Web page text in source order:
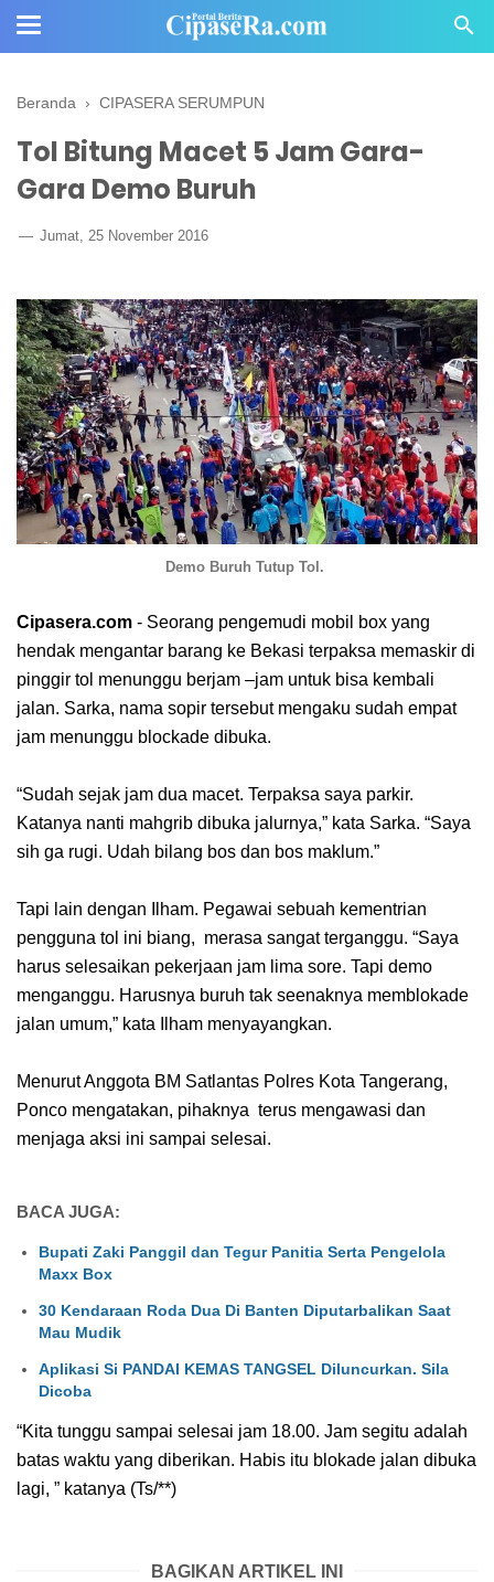
Beranda › CIPASERA SERUMPUN
Tol Bitung Macet 5 Jam Gara-
Gara Demo Buruh
Jumat, 25 November 2016
Demo Buruh Tutup Tol.
Cipasera.com - Seorang pengemudi mobil box yang
hendak mengantar barang ke Bekasi terpaksa memaskir di
pinggir tol menunggu berjam –jam untuk bisa kembali
jalan. Sarka, nama sopir tersebut mengaku sudah empat
jam menunggu blockade dibuka.
“Sudah sejak jam dua macet. Terpaksa saya parkir.
Katanya nanti mahgrib dibuka jalurnya,” kata Sarka. “Saya
sih ga rugi. Udah bilang bos dan bos maklum.”
Tapi lain dengan Ilham. Pegawai sebuah kementrian
pengguna tol ini biang, merasa sangat terganggu. “Saya
harus selesaikan pekerjaan jam lima sore. Tapi demo
menganggu. Harusnya buruh tak seenaknya memblokade
jalan umum,” kata Ilham menyayangkan.
Menurut Anggota BM Satlantas Polres Kota Tangerang,
Ponco mengatakan, pihaknya terus mengawasi dan
menjaga aksi ini sampai selesai.
BACA JUGA:
Bupati Zaki Panggil dan Tegur Panitia Serta Pengelola
Maxx Box
30 Kendaraan Roda Dua Di Banten Diputarbalikan Saat
Mau Mudik
Aplikasi Si PANDAI KEMAS TANGSEL Diluncurkan. Sila
Dicoba
“Kita tunggu sampai selesai jam 18.00. Jam segitu adalah
batas waktu yang diberikan. Habis itu blokade jalan dibuka
lagi, ” katanya (Ts/**)
BAGIKAN ARTIKEL INI